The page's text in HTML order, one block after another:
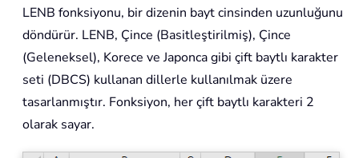
LENB fonksiyonu, bir dizenin bayt cinsinden uzunluğunu
döndürür. LENB, Çince (Basitleştirilmiş), Çince
(Geleneksel), Korece ve Japonca gibi çift baytlı karakter
seti (DBCS) kullanan dillerle kullanılmak üzere
tasarlanmıştır. Fonksiyon, her çift baytlı karakteri 2
olarak sayar.